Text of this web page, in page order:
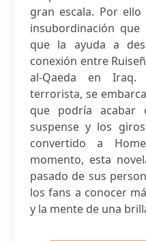
gran escala. Por
insubordinación
que la ayuda a
conexión entre
al-Qaeda en
terrorista, se
que podría acabar
suspense y los
convertido a
momento, esta
pasado de sus
los fans a conocer
y la mente de una